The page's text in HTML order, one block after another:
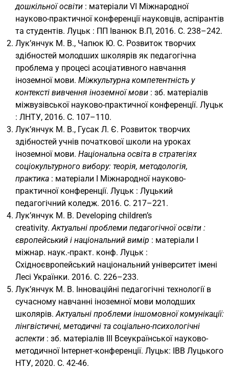
дошкільної освіти : матеріали VI Міжнародної
науково-практичної конференції науковців, аспірантів
та студентів. Луцьк : ПП Іванюк В.П, 2016. С. 238–242.
Лук’янчук М. В., Чапюк Ю. С. Розвиток творчих
здібностей молодших школярів як педагогічна
проблема у процесі асоціативного навчання
іноземної мови. Міжкультурна компетентність у
контексті вивчення іноземної мови : зб. матеріалів
міжвузівської науково-практичної конференції. Луцьк
: ЛНТУ, 2016. С. 107–110.
Лук’янчук М. В., Гусак Л. Є. Розвиток творчих
здібностей учнів початкової школи на уроках
іноземної мови. Національна освіта в стратегіях
соціокультурного вибору: теорія, методологія,
практика : матеріали І Міжнародної науково-
практичної конференції. Луцьк : Луцький
педагогічний коледж. 2016. С. 217–221.
Лук’янчук М. В. Developing children’s
creativity.Актуальні проблеми педагогічної освіти :
європейський і національний вимір : матеріали І
міжнар. наук.-практ. конф. Луцьк :
Східноєвропейський національний університет імені
Лесі Українки. 2016. С. 226–233.
Лук’янчук М. В. Інноваційні педагогічні технології в
сучасному навчанні іноземної мови молодших
школярів.Актуальні проблеми іншомовної комунікації:
лінгвістичні, методичні та соціально-психологічні
аспекти : зб. матеріалів ІІІ Всеукраїнської науково-
методичної Інтернет-конференції. Луцьк: IВВ Луцького
НТУ, 2020. С. 42-46.